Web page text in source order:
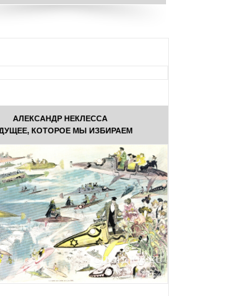
АЛЕКСАНДР НЕКЛЕССА
КОТОРОЕ МЫ ИЗБИРАЕМ